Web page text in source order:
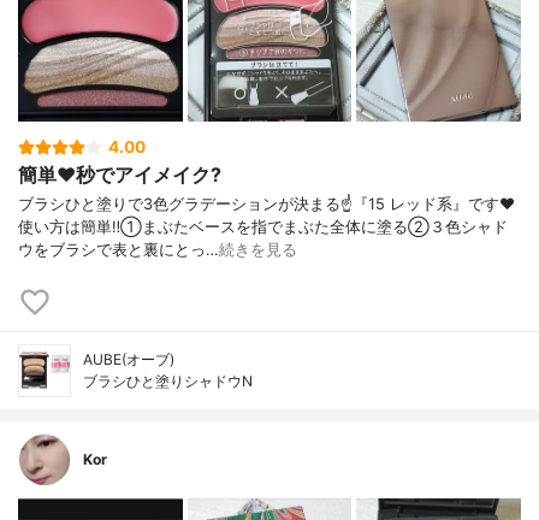
4.00
簡単❤️秒でアイメイク?
ブラシひと塗りで3色グラデーションが決まる☝️『15 レッド系』です❤️
使い方は簡単‼️①まぶたベースを指でまぶた全体に塗る②３色シャド
ウをブラシで表と裏にとっ…続きを見る
AUBE(オーブ)
ブラシひと塗りシャドウN
Kor